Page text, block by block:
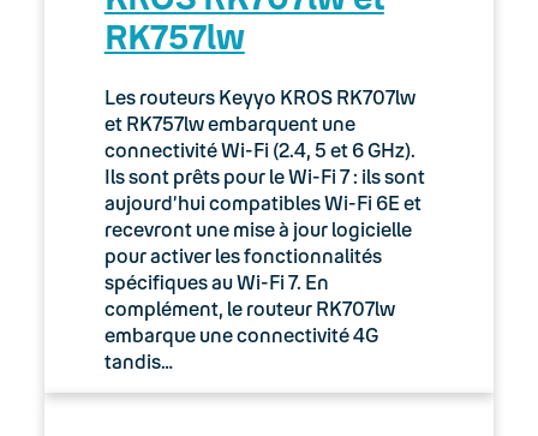
03. Accès Internet
04. Téléphonie fixe
05. Téléphonie Mobile
06. Cybersécurité
Keyyo Connect
Keyyo Visio
RK757lw
Les routeurs Keyyo KROS RK707lw
et RK757lw embarquent une
connectivité Wi-Fi (2.4, 5 et 6 GHz).
Ils sont prêts pour le Wi-Fi 7 : ils sont
aujourd’hui compatibles Wi-Fi 6E et
recevront une mise à jour logicielle
pour activer les fonctionnalités
spécifiques au Wi-Fi 7. En
complément, le routeur RK707lw
embarque une connectivité 4G
tandis…